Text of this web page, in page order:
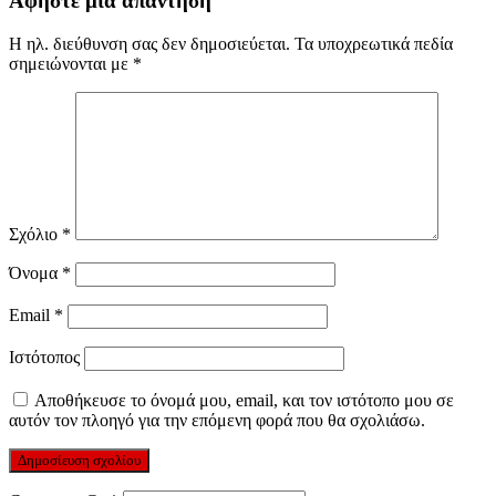
Η ηλ. διεύθυνση σας δεν δημοσιεύεται. Τα υποχρεωτικά πεδία
σημειώνονται με *
Σχόλιο *
Όνομα *
Email *
Ιστότοπος
Αποθήκευσε το όνομά μου, email, και τον ιστότοπο μου σε
αυτόν τον πλοηγό για την επόμενη φορά που θα σχολιάσω.